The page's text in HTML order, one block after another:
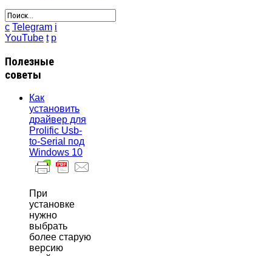
c Telegram i
YouTube t p
Полезные
советы
Как
установить
драйвер для
Prolific Usb-
to-Serial под
Windows 10
При
установке
нужно
выбрать
более старую
версию